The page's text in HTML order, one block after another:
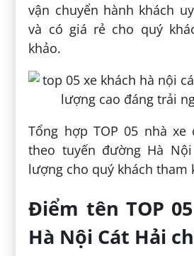
vận chuyển hành khách
và có giá rẻ cho quý
khảo.
Tổng hợp TOP 05 nhà xe
theo tuyến đường Hà
lượng cho quý khách tham
Điểm tên TOP
Hà Nội Cát Hải